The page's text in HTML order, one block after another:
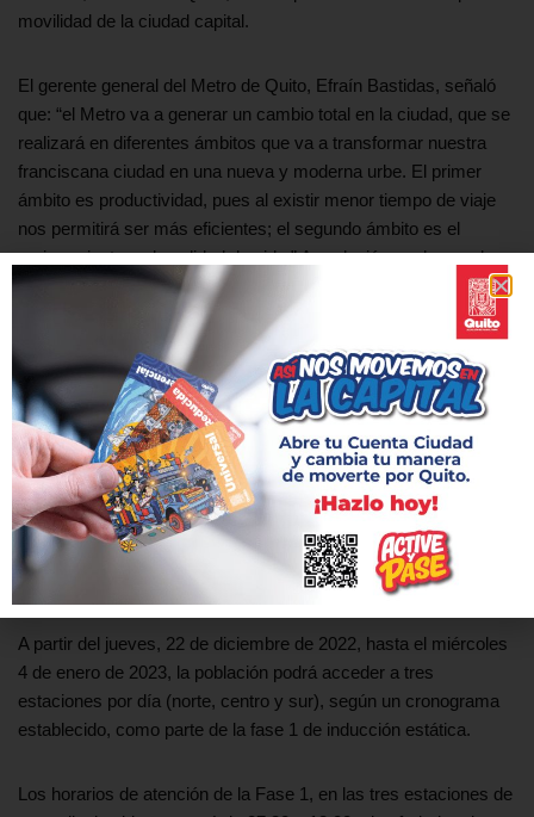
movilidad de la ciudad capital.
El gerente general del Metro de Quito, Efraín Bastidas, señaló
que: “el Metro va a generar un cambio total en la ciudad, que se
realizará en diferentes ámbitos que va a transformar nuestra
franciscana ciudad en una nueva y moderna urbe. El primer
ámbito es productividad, pues al existir menor tiempo de viaje
nos permitirá ser más eficientes; el segundo ámbito es el
mejoramiento en la calidad de vida.” Agradeció a cada una de
las empresas y técnicos que han participado en la
consolidación de este sistema de movilidad.
Verónica Sevilla, Presidenta de la empresa operadora EOMMT
S.A.S, expresó “estamos trabajando de una manera
coordinada, lo hemos hecho con la empresa del Metro de Quito,
lo hemos hecho con las instituciones de seguridad y bajo los
estándares internacionales, de la gran experiencia que tienen el
Metro de Medellín y Transdev. Hemos hecho este proceso de
manera gradual y de manera absolutamente responsable,
técnica, en los tiempos que deben ser y de forma ordenada.”
A partir del jueves, 22 de diciembre de 2022, hasta el miércoles
4 de enero de 2023, la población podrá acceder a tres
estaciones por día (norte, centro y sur), según un cronograma
establecido, como parte de la fase 1 de inducción estática.
Los horarios de atención de la Fase 1, en las tres estaciones de